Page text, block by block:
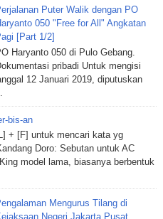
Puter Walik dengan PO
050 "Free for All" Angkatan
[Part 1/2]
Haryanto 050 di Pulo Gebang.
pribadi Untuk mengisi
12 Januari 2019, diputuskan
bis-an
+ [F] untuk mencari kata yg
Doro: Sebutan untuk AC
model lama, biasanya berbentuk
Mengurus Tilang di
Negeri Jakarta Pusat